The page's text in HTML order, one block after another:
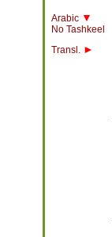
Arabic ▼
No Tashkeel
Transl. ►